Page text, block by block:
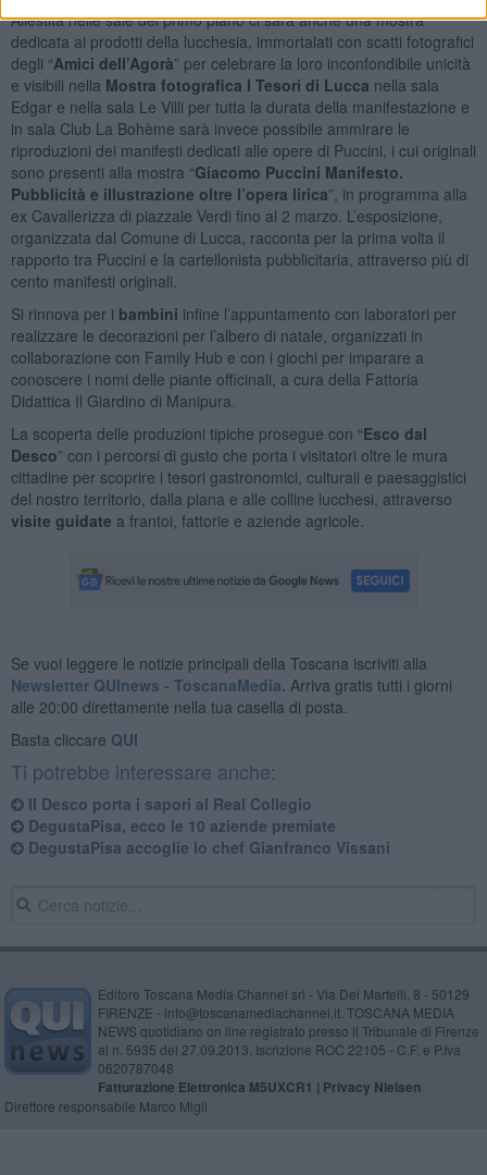
Allestita nelle sale del primo piano ci sarà anche una mostra
dedicata ai prodotti della lucchesia, immortalati con scatti fotografici
degli “Amici dell’Agorà” per celebrare la loro inconfondibile unicità
e visibili nella Mostra fotografica I Tesori di Lucca nella sala
Edgar e nella sala Le Villi per tutta la durata della manifestazione e
in sala Club La Bohème sarà invece possibile ammirare le
riproduzioni dei manifesti dedicati alle opere di Puccini, i cui originali
sono presenti alla mostra “Giacomo Puccini Manifesto.
Pubblicità e illustrazione oltre l’opera lirica”, in programma alla
ex Cavallerizza di piazzale Verdi fino al 2 marzo. L’esposizione,
organizzata dal Comune di Lucca, racconta per la prima volta il
rapporto tra Puccini e la cartellonista pubblicitaria, attraverso più di
cento manifesti originali.
Si rinnova per i bambini infine l’appuntamento con laboratori per
realizzare le decorazioni per l’albero di natale, organizzati in
collaborazione con Family Hub e con i giochi per imparare a
conoscere i nomi delle piante officinali, a cura della Fattoria
Didattica Il Giardino di Manipura.
La scoperta delle produzioni tipiche prosegue con “Esco dal
Desco” con i percorsi di gusto che porta i visitatori oltre le mura
cittadine per scoprire i tesori gastronomici, culturali e paesaggistici
del nostro territorio, dalla piana e alle colline lucchesi, attraverso
visite guidate a frantoi, fattorie e aziende agricole.
Se vuoi leggere le notizie principali della Toscana iscriviti alla
Newsletter QUInews - ToscanaMedia. Arriva gratis tutti i giorni
alle 20:00 direttamente nella tua casella di posta.
Basta cliccare QUI
Ti potrebbe interessare anche:
Il Desco porta i sapori al Real Collegio
DegustaPisa, ecco le 10 aziende premiate
DegustaPisa accoglie lo chef Gianfranco Vissani
Editore Toscana Media Channel srl - Via Dei Martelli, 8 - 50129
FIRENZE - info@toscanamediachannel.it. TOSCANA MEDIA
NEWS quotidiano on line registrato presso il Tribunale di Firenze
al n. 5935 del 27.09.2013. Iscrizione ROC 22105 - C.F. e P.Iva
0620787048
Fatturazione Elettronica M5UXCR1 | Privacy Nielsen
Direttore responsabile Marco Migli